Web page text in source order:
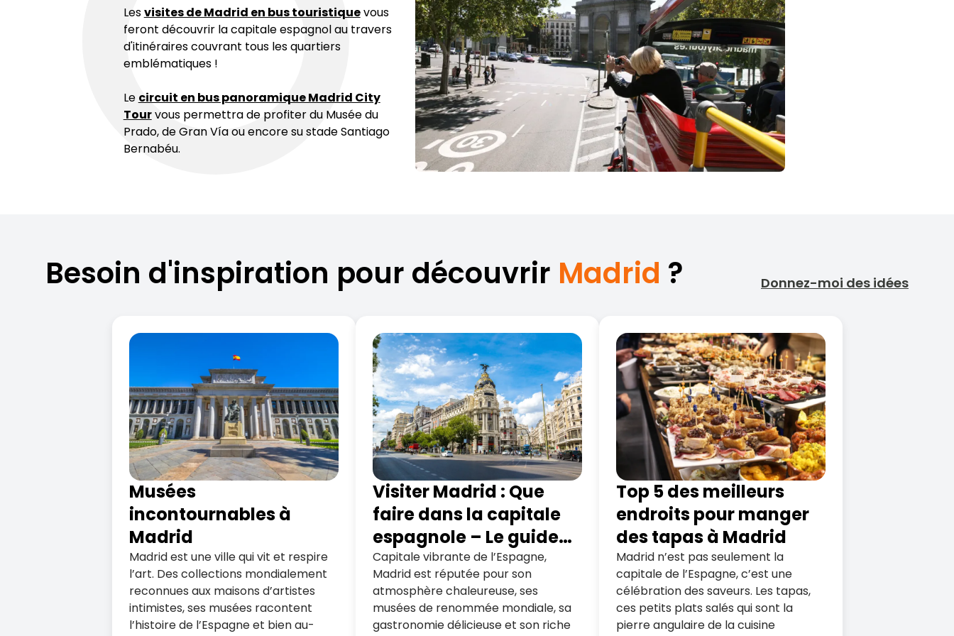
Lesvisites de Madrid en bus touristiquevous
feront découvrir la capitale espagnol au travers
d'itinéraires couvrant tous les quartiers
emblématiques !
Le circuit en bus panoramique Madrid City
Tourvous permettra de profiter du Musée du
Prado, de Gran Vía ou encore su stade Santiago
Bernabéu.
Besoin d'inspiration pour découvrir Madrid ? Donnez-moi des idées
Musées
incontournables à
Madrid
Madrid est une ville qui vit et respire
l’art. Des collections mondialement
reconnues aux maisons d’artistes
intimistes, ses musées racontent
l’histoire de l’Espagne et bien au-
Visiter Madrid : Que
faire dans la capitale
espagnole – Le guide
complet
Capitale vibrante de l’Espagne,
Madrid est réputée pour son
atmosphère chaleureuse, ses
musées de renommée mondiale, sa
gastronomie délicieuse et son riche
Top 5 des meilleurs
endroits pour manger
des tapas à Madrid
Madrid n’est pas seulement la
capitale de l’Espagne, c’est une
célébration des saveurs. Les tapas,
ces petits plats salés qui sont la
pierre angulaire de la cuisine